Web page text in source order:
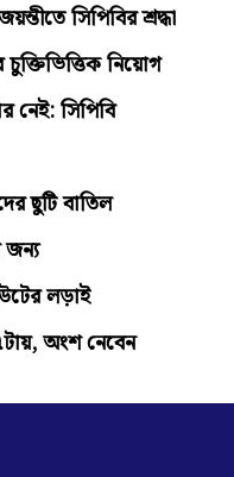
সিপিবির শ্রদ্ধা
নিয়োগ
নেই: সিপিবি
ছুটি বাতিল
জন্য
লড়াই
অংশ নেবেন